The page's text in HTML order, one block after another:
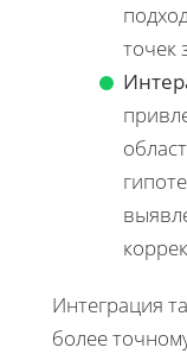
точек
Интеграция
более